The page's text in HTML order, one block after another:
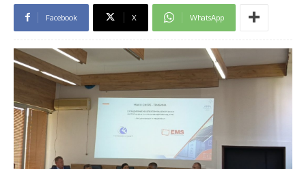
Facebook X WhatsApp